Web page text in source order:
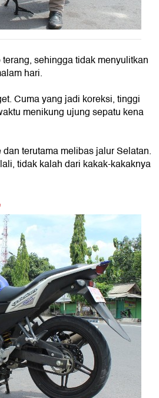
sehingga tidak menyulitkan
hari.
Cuma yang jadi koreksi, tinggi
menikung ujung sepatu kena
terutama melibas jalur Selatan.
tidak kalah dari kakak-kakaknya